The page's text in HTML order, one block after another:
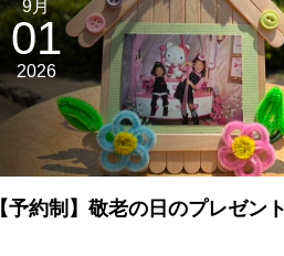
9月
01
2026
【予約制】敬老の日のプレゼント